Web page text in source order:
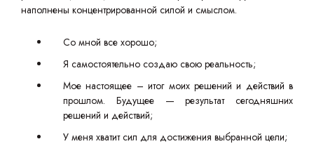
наполнены концентрированной силой и смыслом.
Со мной все хорошо;
Я самостоятельно создаю свою реальность;
Мое настоящее – итог моих решений и действий в
прошлом. Будущее — результат сегодняшних
решений и действий;
У меня хватит сил для достижения выбранной цели;